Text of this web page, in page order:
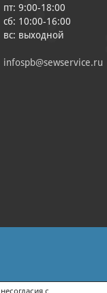
пт: 9:00-18:00
сб: 10:00-16:00
вс: выходной
infospb@sewservice.ru
ПЕРСОНАЛЬНЫХ ДАННЫХ
с